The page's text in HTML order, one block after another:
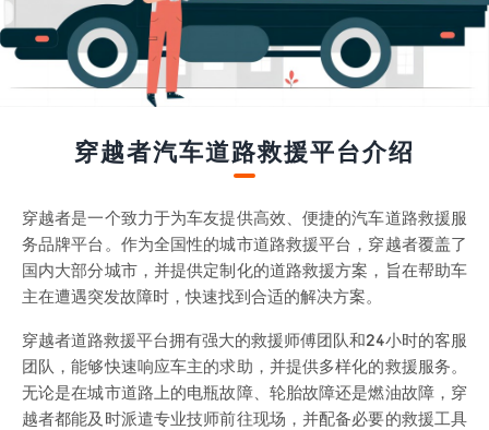
穿越者汽车道路救援平台介绍
穿越者是一个致力于为车友提供高效、便捷的汽车道路救援服
务品牌平台。作为全国性的城市道路救援平台，穿越者覆盖了
国内大部分城市，并提供定制化的道路救援方案，旨在帮助车
主在遭遇突发故障时，快速找到合适的解决方案。
穿越者道路救援平台拥有强大的救援师傅团队和24小时的客服
团队，能够快速响应车主的求助，并提供多样化的救援服务。
无论是在城市道路上的电瓶故障、轮胎故障还是燃油故障，穿
越者都能及时派遣专业技师前往现场，并配备必要的救援工具